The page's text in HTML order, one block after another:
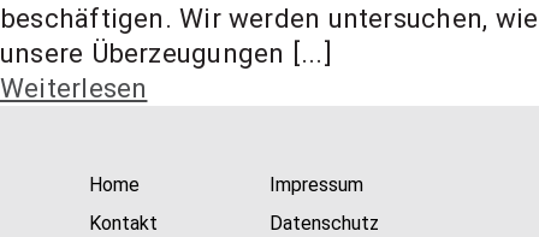
beschäftigen. Wir werden untersuchen, wie
unsere Überzeugungen [...]
Weiterlesen
Home
Kontakt
Impressum
Datenschutz